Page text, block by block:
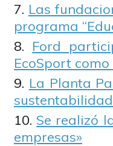
Las
programa
Ford
EcoSport
La Planta
sustentabilidad
Se realizó
empresas»